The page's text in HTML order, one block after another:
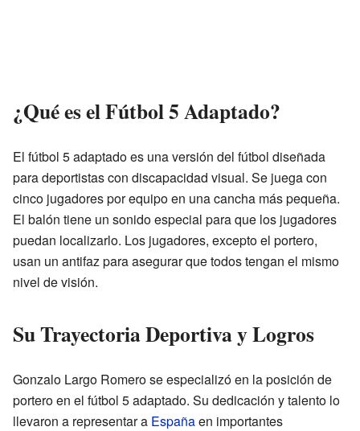
¿Qué es el Fútbol 5 Adaptado?
El fútbol 5 adaptado es una versión del fútbol diseñada
para deportistas con discapacidad visual. Se juega con
cinco jugadores por equipo en una cancha más pequeña.
El balón tiene un sonido especial para que los jugadores
puedan localizarlo. Los jugadores, excepto el portero,
usan un antifaz para asegurar que todos tengan el mismo
nivel de visión.
Su Trayectoria Deportiva y Logros
Gonzalo Largo Romero se especializó en la posición de
portero en el fútbol 5 adaptado. Su dedicación y talento lo
llevaron a representar a Españaen importantes